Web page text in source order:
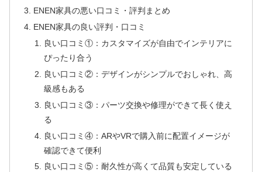
ENEN家具の悪い口コミ・評判まとめ
ENEN家具の良い評判・口コミ
良い口コミ①：カスタマイズが自由でインテリアに
ぴったり合う
良い口コミ②：デザインがシンプルでおしゃれ、高
級感もある
良い口コミ③：パーツ交換や修理ができて長く使え
る
良い口コミ④：ARやVRで購入前に配置イメージが
確認できて便利
良い口コミ⑤：耐久性が高くて品質も安定している